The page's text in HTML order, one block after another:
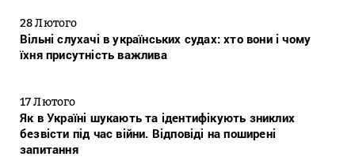
28 Лютого
Вільні слухачі в українських судах: хто вони і чому
їхня присутність важлива
17 Лютого
Як в Україні шукають та ідентифікують зниклих
безвісти під час війни. Відповіді на поширені
запитання